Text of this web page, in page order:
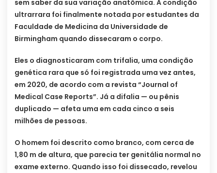
sem saber da sua variação anatômica. A condição
ultrarrara foi finalmente notada por estudantes da
Faculdade de Medicina da Universidade de
Birmingham quando dissecaram o corpo.
Eles o diagnosticaram com trifalia, uma condição
genética rara que só foi registrada uma vez antes,
em 2020, de acordo com a revista “Journal of
Medical Case Reports”. Já a difalia — ou pênis
duplicado — afeta uma em cada cinco a seis
milhões de pessoas.
O homem foi descrito como branco, com cerca de
1,80 m de altura, que parecia ter genitália normal no
exame externo. Quando isso foi dissecado, revelou